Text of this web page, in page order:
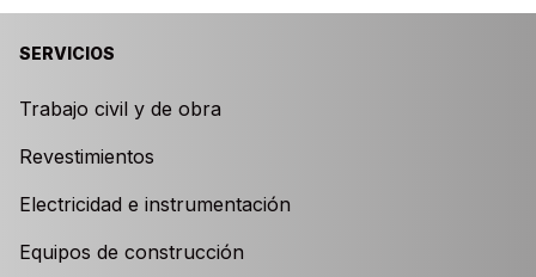
SERVICIOS
Trabajo civil y de obra
Revestimientos
Electricidad e instrumentación
Equipos de construcción